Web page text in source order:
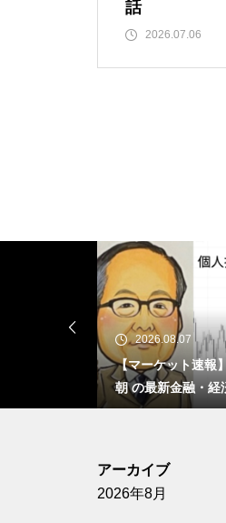
話
2026.07.06
2026年08月07日
2026.08.06
三菱UFJが邦
を出しまし
の割安はも
アーカイブ
2026年8月